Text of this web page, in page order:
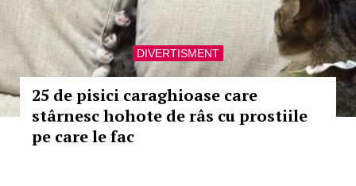
DIVERTISMENT
25 de pisici caraghioase care
stârnesc hohote de râs cu prostiile
pe care le fac